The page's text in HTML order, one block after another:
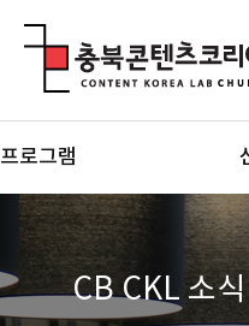
프로그램
CB CKL 소식